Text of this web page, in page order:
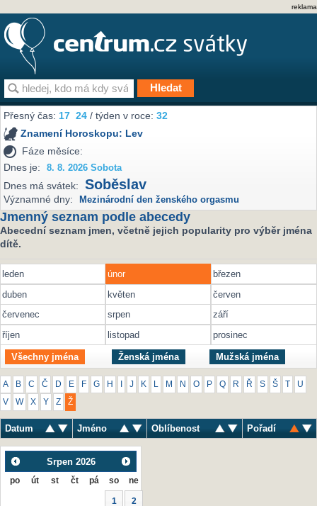
reklama
Přesný čas:17 24 / týden v roce:32
Znamení Horoskopu: Lev
Fáze měsíce:
Dnes je:
8. 8. 2026 Sobota
Dnes má svátek: Soběslav
Významné dny: Mezinárodní den ženského orgasmu
Jmenný seznam podle abecedy
Abecední seznam jmen, včetně jejich popularity pro výběr jména
dítě.
leden únor
březen
duben
květen
červen
červenec
srpen
září
říjen
listopad prosinec
Všechny jména Ženská jména Mužská jména
A B C Č D E F G H J K M N O P Q R Ř S Š U
V W X Y Z Ž
Datum Jméno Oblíbenost Pořadí
Srpen 2026
po út st čt pá so ne
1 2